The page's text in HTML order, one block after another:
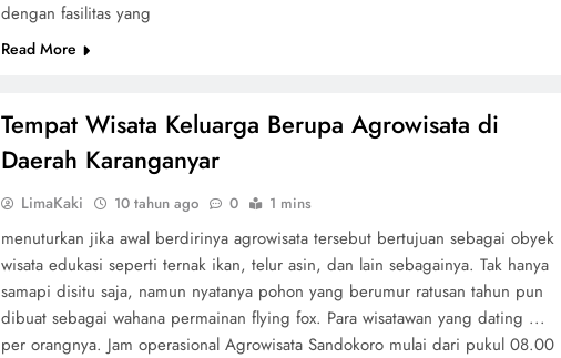
dengan fasilitas yang
Read More
Tempat Wisata Keluarga Berupa Agrowisata di
Daerah Karanganyar
LimaKaki 10 tahun ago 0 1 mins
menuturkan jika awal berdirinya agrowisata tersebut bertujuan sebagai obyek
wisata edukasi seperti ternak ikan, telur asin, dan lain sebagainya. Tak hanya
samapi disitu saja, namun nyatanya pohon yang berumur ratusan tahun pun
dibuat sebagai wahana permainan flying fox. Para wisatawan yang dating ...
per orangnya. Jam operasional Agrowisata Sandokoro mulai dari pukul 08.00